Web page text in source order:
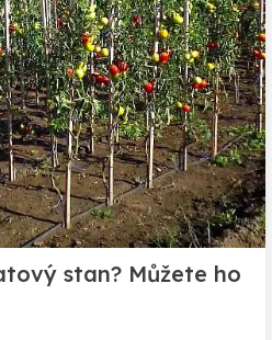
stan? Můžete ho